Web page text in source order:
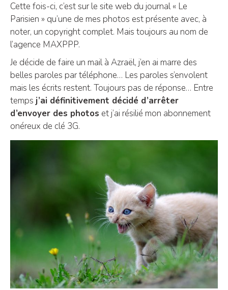
Cette fois-ci, c’est sur le site web du journal « Le
Parisien » qu’une de mes photos est présente avec, à
noter, un copyright complet. Mais toujours au nom de
l’agence MAXPPP.
Je décide de faire un mail à Azraël, j’en ai marre des
belles paroles par téléphone… Les paroles s’envolent
mais les écrits restent. Toujours pas de réponse… Entre
temps j’ai définitivement décidé d’arrêter
d’envoyer des photos et j’ai résilié mon abonnement
onéreux de clé 3G.